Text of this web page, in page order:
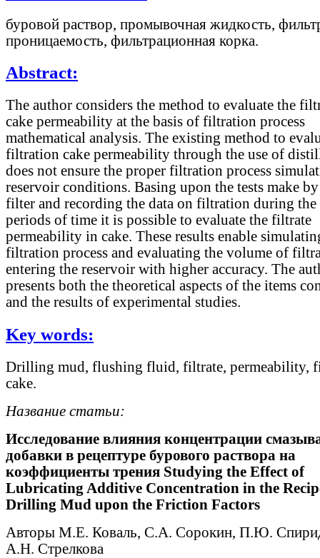
буровой раствор, промывочная жидкость,
проницаемость, фильтрационная корка.
Abstract:
The author considers the method to evaluate the
cake permeability at the basis of filtration process
mathematical analysis. The existing method to
filtration cake permeability through the use of
does not ensure the proper filtration process
reservoir conditions. Basing upon the tests make by
filter and recording the data on filtration during
periods of time it is possible to evaluate the filtrate
permeability in cake. These results enable
filtration process and evaluating the volume of
entering the reservoir with higher accuracy. The
presents both the theoretical aspects of the items
and the results of experimental studies.
Key words:
Drilling mud, flushing fluid, filtrate, permeability,
cake.
Название статьи:
Исследование влияния концентрации
добавки в рецептуре бурового раствора на
коэффициенты трения Studying the Effect of
Lubricating Additive Concentration in the
Drilling Mud upon the Friction Factors
Авторы М.Е. Коваль, С.А. Сорокин, П.Ю.
А.Н. Стрелкова